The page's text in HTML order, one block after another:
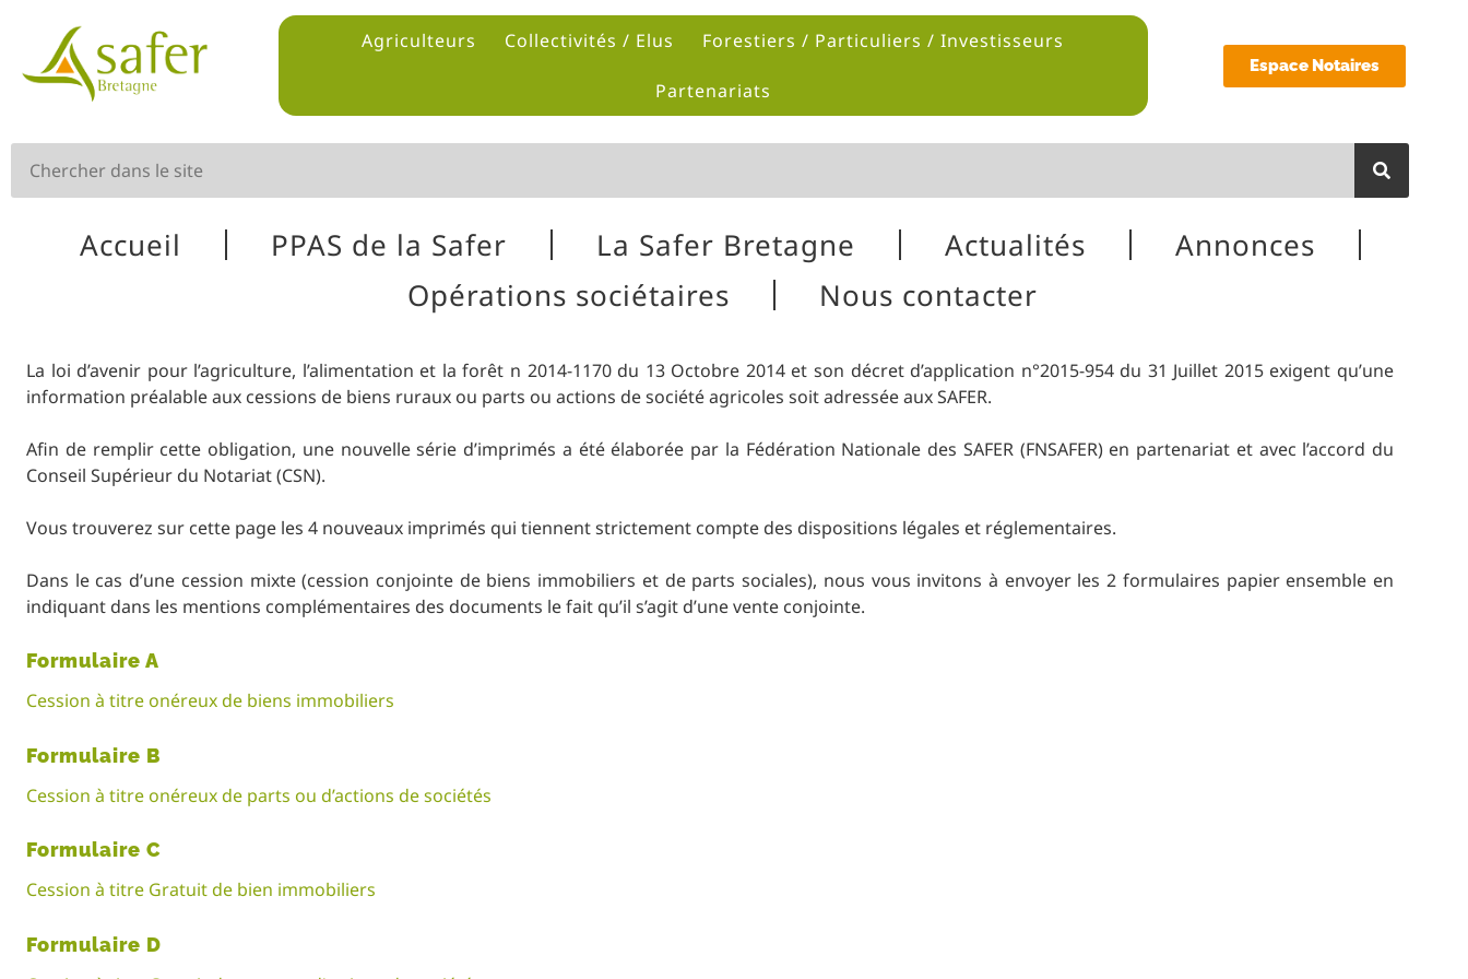
Agriculteurs Collectivités / Elus Forestiers / Particuliers / Investisseurs
Partenariats
Espace Notaires
Accueil PPAS de la Safer La Safer Bretagne Actualités
Annonces
Opérations sociétaires
Nous contacter
La loi d’avenir pour l’agriculture, l’alimentation et la forêt n 2014-1170 du 13 Octobre 2014 et son décret d’application n°2015-954 du 31 Juillet 2015 exigent qu’une
information préalable aux cessions de biens ruraux ou parts ou actions de société agricoles soit adressée aux SAFER.
Afin de remplir cette obligation, une nouvelle série d’imprimés a été élaborée par la Fédération Nationale des SAFER (FNSAFER) en partenariat et avec l’accord du
Conseil Supérieur du Notariat (CSN).
Vous trouverez sur cette page les 4 nouveaux imprimés qui tiennent strictement compte des dispositions légales et réglementaires.
Dans le cas d’une cession mixte (cession conjointe de biens immobiliers et de parts sociales), nous vous invitons à envoyer les 2 formulaires papier ensemble en
indiquant dans les mentions complémentaires des documents le fait qu’il s’agit d’une vente conjointe.
Formulaire A
Cession à titre onéreux de biens immobiliers
Formulaire B
Cession à titre onéreux de parts ou d’actions de sociétés
Formulaire C
Cession à titre Gratuit de bien immobiliers
Formulaire D